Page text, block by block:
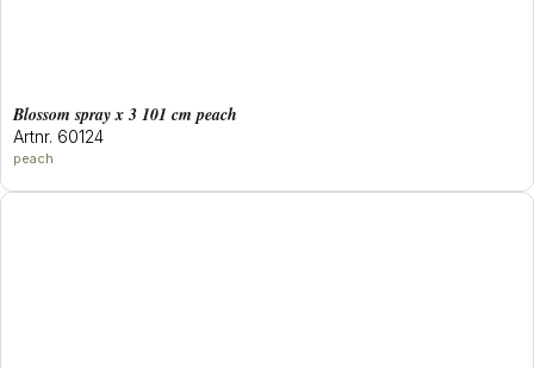
blossom spray x 3 101 cm peach
Artnr. 60124
peach